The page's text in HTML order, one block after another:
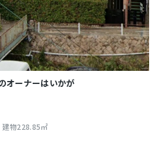
オーナーはいかが
物228.85㎡